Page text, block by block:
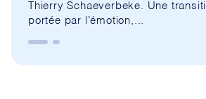
Thierry Schaeverbeke. Une
portée par l’émotion,...